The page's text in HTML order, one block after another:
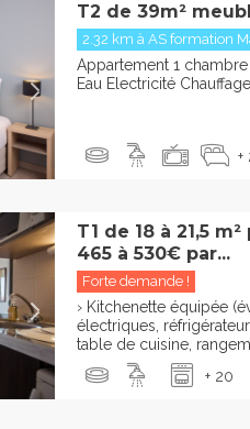
T2 de 39m²
2.32 km à AS formation
Appartement 1
Eau Electricité
+
T1 de 18 à 21,5
465 à 530€ par...
Forte demande !
› Kitchenette équipée
électriques,
table de cuisine,
+ 20